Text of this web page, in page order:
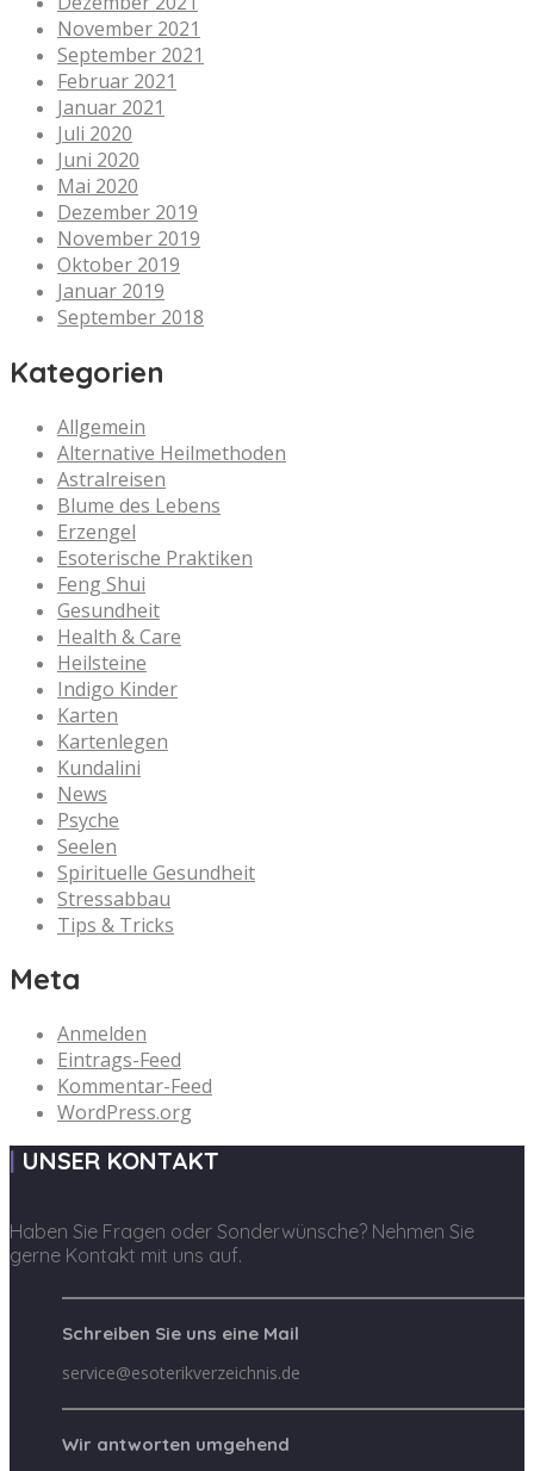
November 2021
September 2021
Februar 2021
Januar 2021
Juli 2020
Juni 2020
Mai 2020
Dezember 2019
November 2019
Oktober 2019
Januar 2019
September 2018
Kategorien
Allgemein
Alternative Heilmethoden
Astralreisen
Blume des Lebens
Erzengel
Esoterische Praktiken
Feng Shui
Gesundheit
Health & Care
Heilsteine
Indigo Kinder
Karten
Kartenlegen
Kundalini
News
Psyche
Seelen
Spirituelle Gesundheit
Stressabbau
Tips & Tricks
Meta
Anmelden
Eintrags-Feed
Kommentar-Feed
WordPress.org
UNSER KONTAKT
Haben Sie Fragen oder Sonderwünsche? Nehmen Sie
gerne Kontakt mit uns auf.
Schreiben Sie uns eine Mail
service@esoterikverzeichnis.de
Wir antworten umgehend